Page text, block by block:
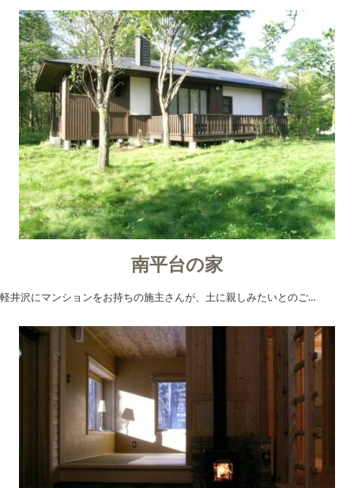
南平台の家
軽井沢にマンションをお持ちの施主さんが、土に親しみたいとのご…